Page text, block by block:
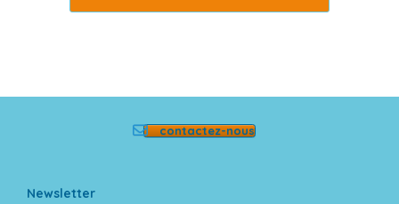
contactez-nous
Newsletter